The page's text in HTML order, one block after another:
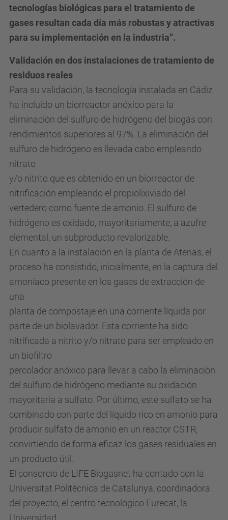
tecnologías biológicas para el tratamiento de
gases resultan cada día más robustas y atractivas
para su implementación en la industria”.
Validación en dos instalaciones de tratamiento de
residuos reales
Para su validación, la tecnología instalada en Cádiz
ha incluido un biorreactor anóxico para la
eliminación del sulfuro de hidrógeno del biogás con
rendimientos superiores al 97%. La eliminación del
sulfuro de hidrógeno es llevada cabo empleando
nitrato
y/o nitrito que es obtenido en un biorreactor de
nitrificación empleando el propiolixiviado del
vertedero como fuente de amonio. El sulfuro de
hidrógeno es oxidado, mayoritariamente, a azufre
elemental, un subproducto revalorizable.
En cuanto a la instalación en la planta de Atenas, el
proceso ha consistido, inicialmente, en la captura del
amoníaco presente en los gases de extracción de
una
planta de compostaje en una corriente líquida por
parte de un biolavador. Esta corriente ha sido
nitrificada a nitrito y/o nitrato para ser empleado en
un biofiltro
percolador anóxico para llevar a cabo la eliminación
del sulfuro de hidrógeno mediante su oxidación
mayoritaria a sulfato. Por último, este sulfato se ha
combinado con parte del líquido rico en amonio para
producir sulfato de amonio en un reactor CSTR,
convirtiendo de forma eficaz los gases residuales en
un producto útil.
El consorcio de LIFE Biogasnet ha contado con la
Universitat Politècnica de Catalunya, coordinadora
del proyecto, el centro tecnológico Eurecat, la
Universidad